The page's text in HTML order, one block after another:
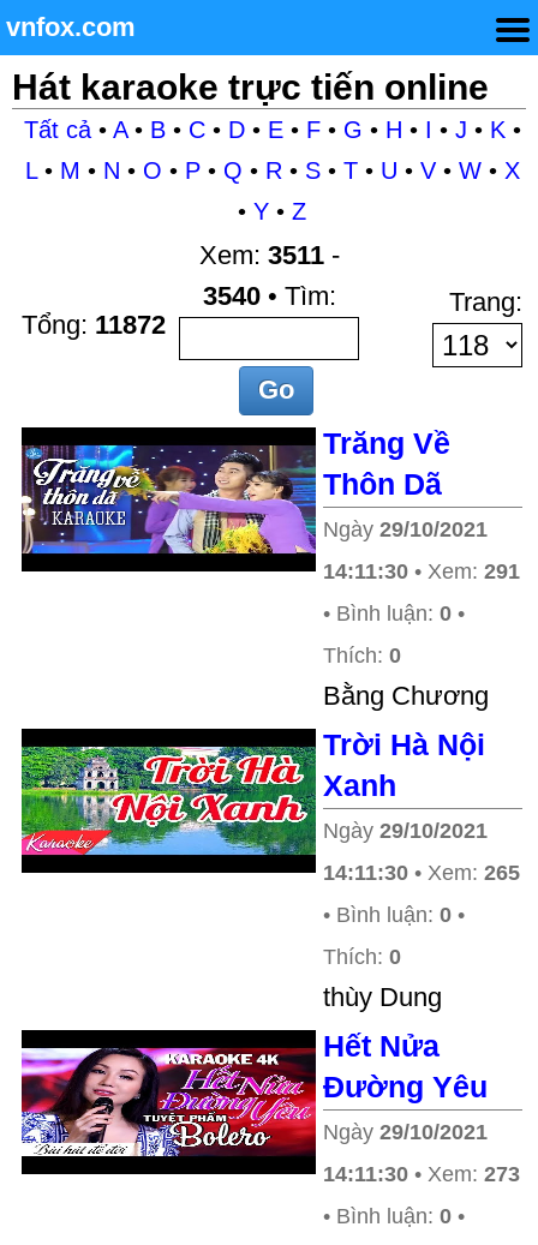
vnfox.com
Hát karaoke trực tiến online
Tất cả• A• B• C• D• E• F• G • H • I • J • K •
L• M • N • O • P• Q • R • S• T• U • V• W• X
• Y • Z
Tổng: 11872
Xem: 3511-
3540• Tìm: Trang:
Trăng Về
Thôn Dã
Ngày 29/10/2021
14:11:30 • Xem: 291
• Bình luận: 0 •
Thích: 0
Bằng Chương
Trời Hà Nội
Xanh
Ngày 29/10/2021
14:11:30 • Xem: 265
• Bình luận: 0 •
Thích: 0
thùy Dung
Hết Nửa
Đường Yêu
Ngày 29/10/2021
14:11:30 • Xem: 273
• Bình luận: 0 •